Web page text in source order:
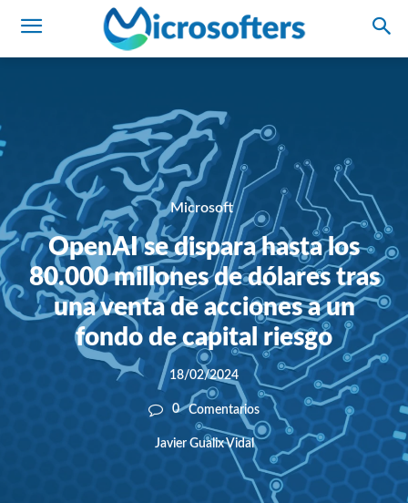
Microsoft
OpenAI se dispara hasta los
80.000 millones de dólares tras
una venta de acciones a un
fondo de capital riesgo
18/02/2024
0 Comentarios
Javier Gualix Vidal